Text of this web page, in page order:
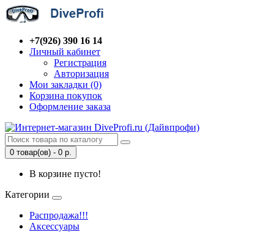
+7(926) 390 16 14
Личный кабинет
Регистрация
Авторизация
Мои закладки (0)
Корзина покупок
Оформление заказа
0 товар(ов) - 0 р.
В корзине пусто!
Категории
Распродажа!!!
Аксессуары